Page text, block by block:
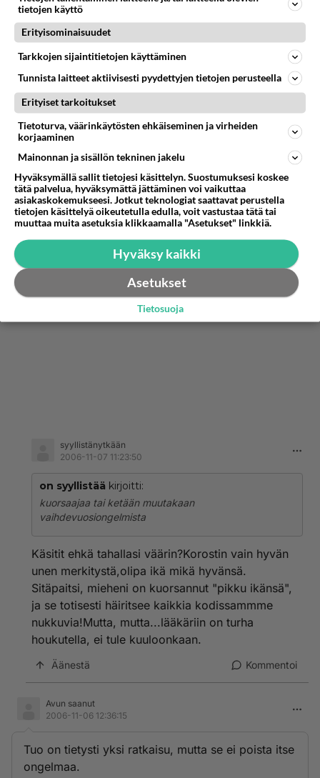
nukkua kunnolla,jaksaa paremmin eikä ole niin
ärtsy.
Kommentoi
2006-11-06 12:25:54
kuorsaajaa tai ketään muutakaan
vaihdevuosiongelmista
Kommentoi
syyllistänytkään
2006-11-07 11:23:50
on syyllistää kirjoitti:
kuorsaajaa tai ketään muutakaan
vaihdevuosiongelmista
Käsitit ehkä tahallasi väärin?Korostin vain hyvän
unen merkitystä,olipa ikä mikä hyvänsä.
Sitäpaitsi, mieheni on kuorsannut "pikku ikänsä",
ja se totisesti häiritsee kaikkia kodissammme
nukkuvia!Mutta, mutta...lääkäriin on turha
houkutella, ei tule kuuloonkaan.
Äänestä Kommentoi
Avun saanut
2006-11-06 12:36:15
Tuo on tietysti yksi ratkaisu, mutta se ei poista itse
ongelmaa.
tietojen käyttö
Erityisominaisuudet
Tarkkojen sijaintitietojen käyttäminen
Tunnista laitteet aktiivisesti pyydettyjen tietojen perusteella
Erityiset tarkoitukset
Tietoturva, väärinkäytösten ehkäiseminen ja virheiden
korjaaminen
Mainonnan ja sisällön tekninen jakelu
Hyväksymällä sallit tietojesi käsittelyn. Suostumuksesi koskee
tätä palvelua, hyväksymättä jättäminen voi vaikuttaa
asiakaskokemukseesi. Jotkut teknologiat saattavat perustella
tietojen käsittelyä oikeutetulla edulla, voit vastustaa tätä tai
muuttaa muita asetuksia klikkaamalla "Asetukset" linkkiä.
Hyväksy kaikki
Asetukset
Tietosuoja